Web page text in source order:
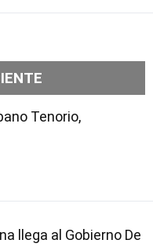
Tenorio,
llega al Gobierno De